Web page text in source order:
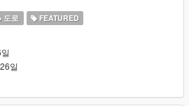
도로 FEATURED
일